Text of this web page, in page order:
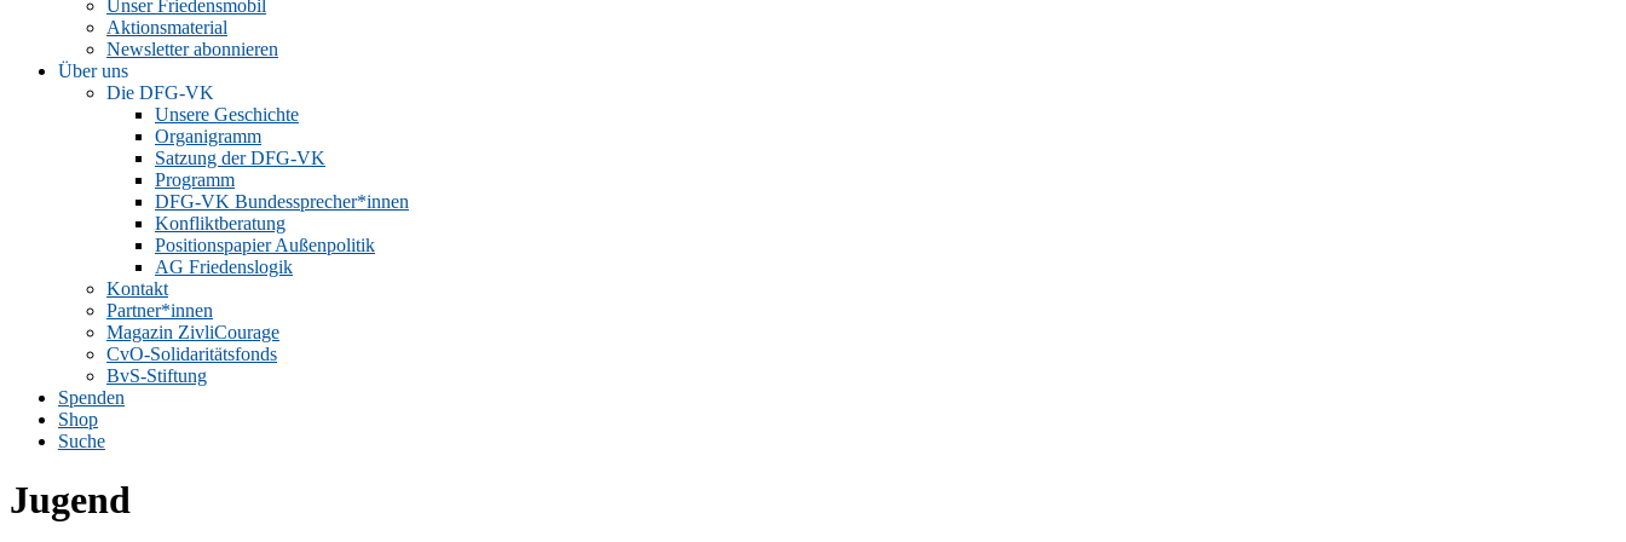
Unser Friedensmobil
Aktionsmaterial
Newsletter abonnieren
Über uns
Die DFG-VK
Unsere Geschichte
Organigramm
Satzung der DFG-VK
Programm
DFG-VK Bundessprecher*innen
Konfliktberatung
Positionspapier Außenpolitik
AG Friedenslogik
Kontakt
Partner*innen
Magazin ZivliCourage
CvO-Solidaritätsfonds
BvS-Stiftung
Spenden
Shop
Suche
Jugend